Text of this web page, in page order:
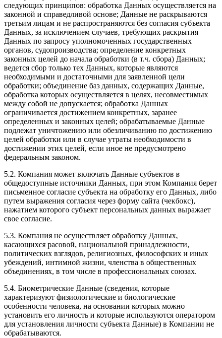
следующих принципов: обработка Данных осуществляется на
законной и справедливой основе; Данные не раскрываются
третьим лицам и не распространяются без согласия субъекта
Данных, за исключением случаев, требующих раскрытия
Данных по запросу уполномоченных государственных
органов, судопроизводства; определение конкретных
законных целей до начала обработки (в т.ч. сбора) Данных;
ведется сбор только тех Данных, которые являются
необходимыми и достаточными для заявленной цели
обработки; объединение баз данных, содержащих Данные,
обработка которых осуществляется в целях, несовместимых
между собой не допускается; обработка Данных
ограничивается достижением конкретных, заранее
определенных и законных целей; обрабатываемые Данные
подлежат уничтожению или обезличиванию по достижению
целей обработки или в случае утраты необходимости в
достижении этих целей, если иное не предусмотрено
федеральным законом.
5.2. Компания может включать Данные субъектов в
общедоступные источники Данных, при этом Компания берет
письменное согласие субъекта на обработку его Данных, либо
путем выражения согласия через форму сайта (чекбокс),
нажатием которого субъект персональных данных выражает
свое согласие.
5.3. Компания не осуществляет обработку Данных,
касающихся расовой, национальной принадлежности,
политических взглядов, религиозных, философских и иных
убеждений, интимной жизни, членства в общественных
объединениях, в том числе в профессиональных союзах.
5.4. Биометрические Данные (сведения, которые
характеризуют физиологические и биологические
особенности человека, на основании которых можно
установить его личность и которые используются оператором
для установления личности субъекта Данные) в Компании не
обрабатываются.